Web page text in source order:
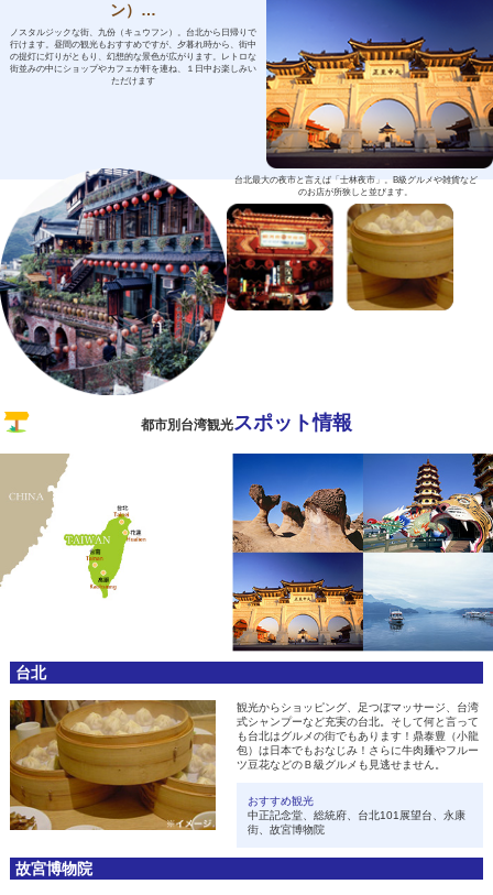
ン）…
ノスタルジックな街、九份（キュウフン）。台北から日帰りで
行けます。昼間の観光もおすすめですが、夕暮れ時から、街中
の提灯に灯りがともり、幻想的な景色が広がります。レトロな
街並みの中にショップやカフェが軒を連ね、１日中お楽しみい
ただけます
台北最大の夜市と言えば「士林夜市」。B級グルメや雑貨など
のお店が所狭しと並びます。
都市別台湾観光スポット情報
台北
観光からショッピング、足つぼマッサージ、台湾
式シャンプーなど充実の台北。そして何と言って
も台北はグルメの街でもあります！鼎泰豊（小龍
包）は日本でもおなじみ！さらに牛肉麺やフルー
ツ豆花などのＢ級グルメも見逃せません。
おすすめ観光
中正記念堂、総統府、台北101展望台、永康
街、故宮博物院
故宮博物院